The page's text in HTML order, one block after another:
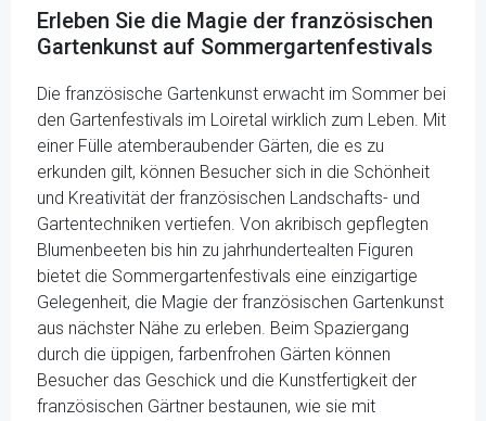
Erleben Sie die Magie der französischen
Gartenkunst auf Sommergartenfestivals
Die französische Gartenkunst erwacht im Sommer bei
den Gartenfestivals im Loiretal wirklich zum Leben. Mit
einer Fülle atemberaubender Gärten, die es zu
erkunden gilt, können Besucher sich in die Schönheit
und Kreativität der französischen Landschafts- und
Gartentechniken vertiefen. Von akribisch gepflegten
Blumenbeeten bis hin zu jahrhundertealten Figuren
bietet die Sommergartenfestivals eine einzigartige
Gelegenheit, die Magie der französischen Gartenkunst
aus nächster Nähe zu erleben. Beim Spaziergang
durch die üppigen, farbenfrohen Gärten können
Besucher das Geschick und die Kunstfertigkeit der
französischen Gärtner bestaunen, wie sie mit